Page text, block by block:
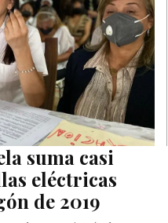
suma casi
eléctricas
de 2019